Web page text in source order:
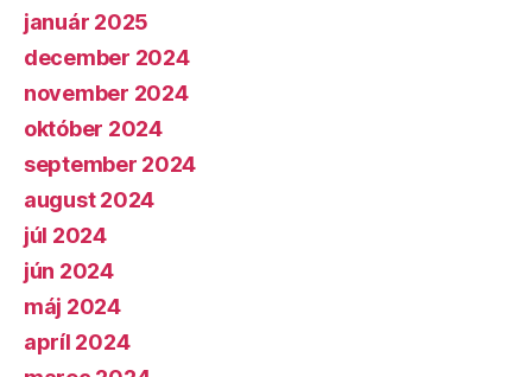
január 2025
december 2024
november 2024
október 2024
september 2024
august 2024
júl 2024
jún 2024
máj 2024
apríl 2024